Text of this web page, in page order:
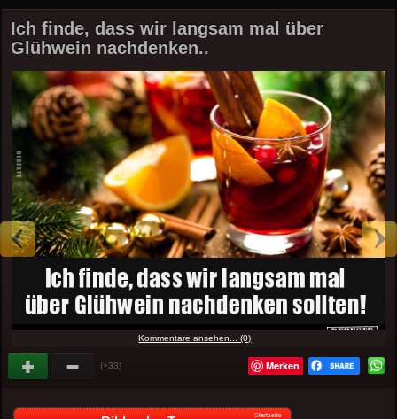
Ich finde, dass wir langsam mal über
Glühwein nachdenken..
Kommentare ansehen... (0)
(+33) Merken
Startseite